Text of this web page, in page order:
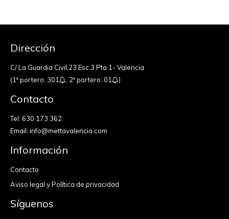
Dirección
C/ La Guardia Civil,23 Esc.3 Pta 1- Valencia
(1º portero: 301
, 2º portero: 01 )
Contacto
Tel: 630 173 362
Email: info@mettavalencia.com
Información
Contacto
Aviso legal y Política de privacidad
Síguenos